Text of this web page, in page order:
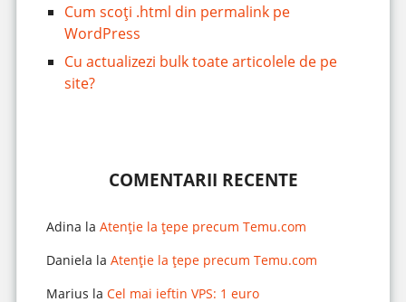
Cum scoți .html din permalink pe
WordPress
Cu actualizezi bulk toate articolele de pe
site?
COMENTARII RECENTE
Adina la Atenție la țepe precum Temu.com
Daniela la Atenție la țepe precum Temu.com
Marius la Cel mai ieftin VPS: 1 euro